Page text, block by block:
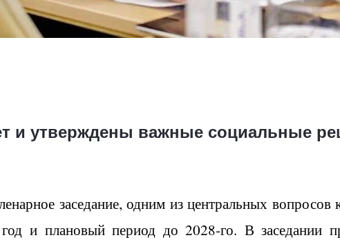
и утверждены важные социальные
заседание, одним из центральных вопросов
и плановый период до 2028-го. В заседании